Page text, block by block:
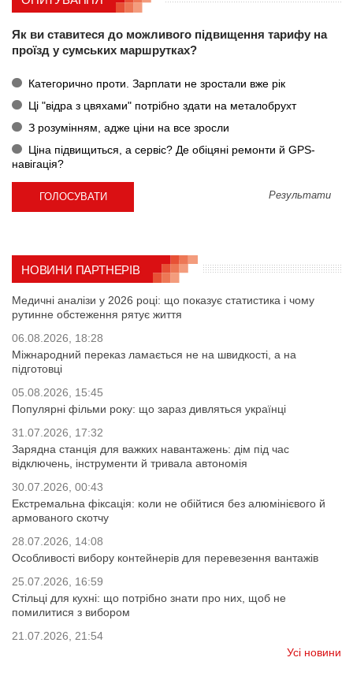
Як ви ставитеся до можливого підвищення тарифу на
проїзд у сумських маршрутках?
Категорично проти. Зарплати не зростали вже рік
Ці "відра з цвяхами" потрібно здати на металобрухт
З розумінням, адже ціни на все зросли
Ціна підвищиться, а сервіс? Де обіцяні ремонти й GPS-
навігація?
Результати
НОВИНИ ПАРТНЕРІВ
Медичні аналізи у 2026 році: що показує статистика і чому
рутинне обстеження рятує життя
06.08.2026, 18:28
Міжнародний переказ ламається не на швидкості, а на
підготовці
05.08.2026, 15:45
Популярні фільми року: що зараз дивляться українці
31.07.2026, 17:32
Зарядна станція для важких навантажень: дім під час
відключень, інструменти й тривала автономія
30.07.2026, 00:43
Екстремальна фіксація: коли не обійтися без алюмінієвого й
армованого скотчу
28.07.2026, 14:08
Особливості вибору контейнерів для перевезення вантажів
25.07.2026, 16:59
Стільці для кухні: що потрібно знати про них, щоб не
помилитися з вибором
21.07.2026, 21:54
Усі новини